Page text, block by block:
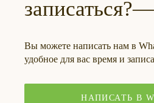
Вы можете написать нам в
удобное для вас время и
НАПИСАТЬ В